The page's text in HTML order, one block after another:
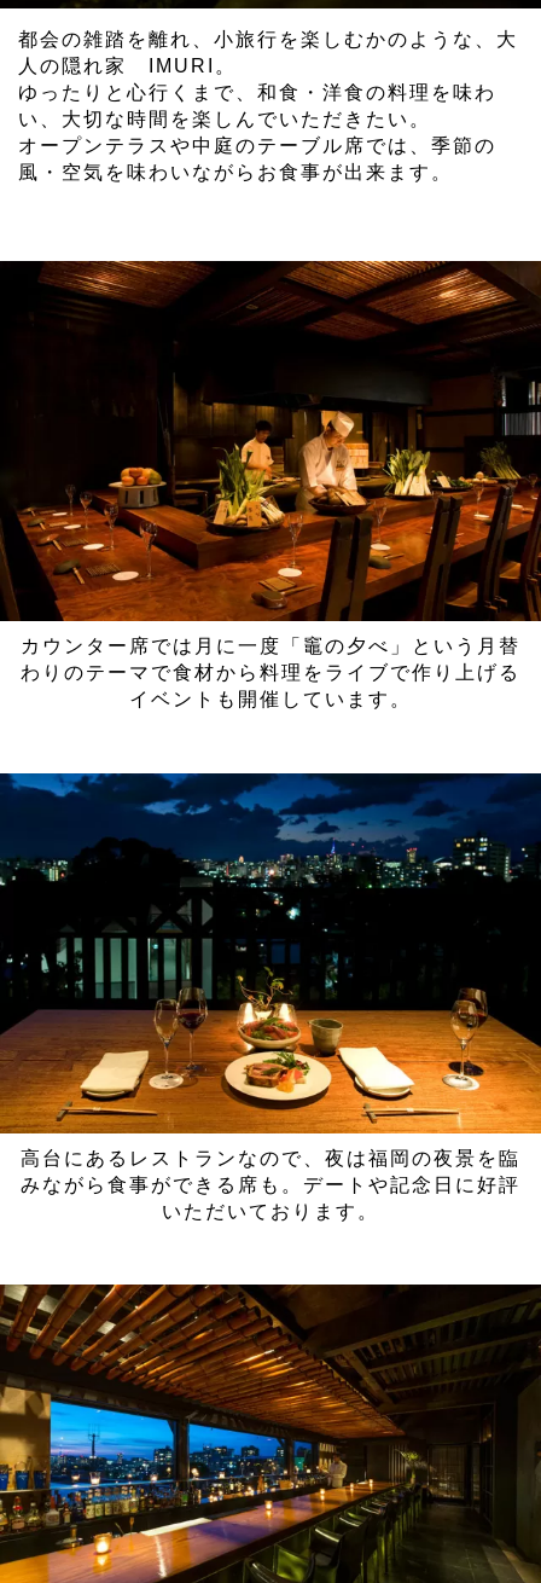
都会の雑踏を離れ、小旅行を楽しむかのような、大
人の隠れ家 IMURI。
ゆったりと心行くまで、和食・洋食の料理を味わ
い、大切な時間を楽しんでいただきたい。
オープンテラスや中庭のテーブル席では、季節の
風・空気を味わいながらお食事が出来ます。
カウンター席では月に一度「竈の夕べ」という月替
わりのテーマで食材から料理をライブで作り上げる
イベントも開催しています。
高台にあるレストランなので、夜は福岡の夜景を臨
みながら食事ができる席も。デートや記念日に好評
いただいております。